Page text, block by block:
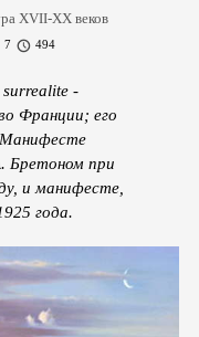
XVII-XX веков
7 494
-
Франции; его
Бретоном при
и манифесте,
года.